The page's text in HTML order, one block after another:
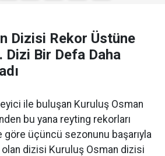
Dizisi Rekor Üstüne
Dizi Bir Defa Daha
ile buluşan Kuruluş Osman
bu yana reyting rekorları
göre üçüncü sezonunu başarıyla
dizisi Kuruluş Osman dizisi